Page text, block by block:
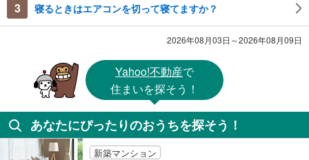
3 寝るときはエアコンを切って寝てますか？
2026年08月03日～2026年08月09日
Yahoo!不動産で
住まいを探そう！
あなたにぴったりのおうちを探そう！
新築マンション